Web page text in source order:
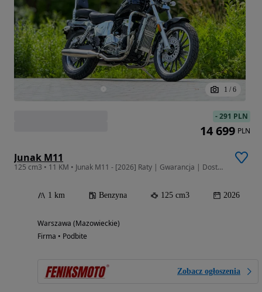
1 / 6
Junak M11
125 cm3 • 11 KM • Junak M11 - [2026] Raty | Gwarancja | Dostawa | SERWIS | SALON |
1 km Benzyna 125 cm3 2026
Warszawa (Mazowieckie)
Firma • Podbite
Zobacz ogłoszenia
-291 PLN
14 699 PLN